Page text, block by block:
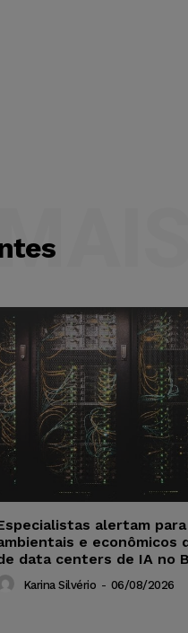
alertam
e econômicos
data centers de IA no
Karina Silvério - 06/08/2026